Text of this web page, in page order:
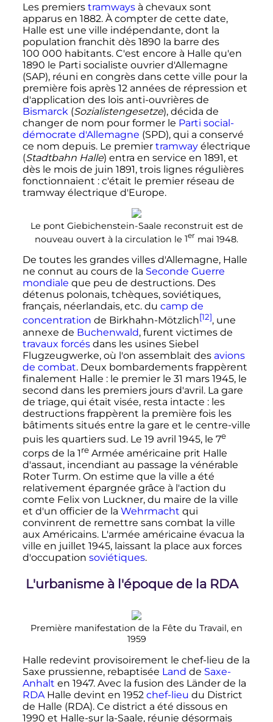
Les premiers tramwaysà chevaux sont
apparus en 1882. À compter de cette date,
Halle est une ville indépendante, dont la
population franchit dès 1890 la barre des
100 000 habitants. C'est encore à Halle qu'en
1890 le Parti socialiste ouvrier d'Allemagne
(SAP), réuni en congrès dans cette ville pour la
première fois après 12 annéesde répression et
d'application des lois anti-ouvrières de
Bismarck (Sozialistengesetze), décida de
changer de nom pour former le Parti social-
démocrate d'Allemagne (SPD), qui a conservé
ce nom depuis. Le premier tramwayélectrique
(Stadtbahn Halle) entra en service en 1891, et
dès le mois de juin 1891, trois lignes régulières
fonctionnaient : c'était le premier réseau de
tramway électrique d'Europe.
Le pont Giebichenstein-Saale reconstruit est de
nouveau ouvert à la circulation le 1er mai 1948.
De toutes les grandes villes d'Allemagne, Halle
ne connut au cours de la Seconde Guerre
mondiale que peu de destructions. Des
détenus polonais, tchèques, soviétiques,
français, néerlandais, etc.du camp de
concentration de Birkhahn-Mötzlich[12], une
annexe de Buchenwald, furent victimes de
travaux forcésdans les usines Siebel
Flugzeugwerke, où l'on assemblait des avions
de combat. Deux bombardements frappèrent
finalement Halle : le premier le 31 mars 1945, le
second dans les premiers jours d'avril. La gare
de triage, qui était visée, resta intacte : les
destructions frappèrent la première fois les
bâtiments situés entre la gare et le centre-ville
puis les quartiers sud. Le 19 avril 1945, le 7e
corps de la 1reArmée américaine prit Halle
d'assaut, incendiant au passage la vénérable
Roter Turm. On estime que la ville a été
relativement épargnée grâce à l'action du
comte Felix von Luckner, du maire de la ville
et d'un officier de la Wehrmacht qui
convinrent de remettre sans combat la ville
aux Américains. L'armée américaine évacua la
ville en juillet 1945, laissant la place aux forces
d'occupation soviétiques.
L'urbanisme à l'époque de la RDA
Première manifestation de la Fête du Travail, en
1959
Halle redevint provisoirement le chef-lieu de la
Saxe prussienne, rebaptisée Land de Saxe-
Anhalt en 1947. Avec la fusion des Länder de la
RDAHalle devint en 1952 chef-lieu du District
de Halle (RDA). Ce district a été dissous en
1990 et Halle-sur la-Saale, réunie désormais